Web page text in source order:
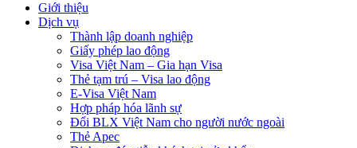
Giới thiệu
Dịch vụ
Thành lập doanh nghiệp
Giấy phép lao động
Visa Việt Nam – Gia hạn Visa
Thẻ tạm trú – Visa lao động
E-Visa Việt Nam
Hợp pháp hóa lãnh sự
Đổi BLX Việt Nam cho người nước ngoài
Thẻ Apec